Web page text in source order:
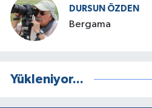
DURSUN ÖZDEN
Bergama
Yükleniyor...